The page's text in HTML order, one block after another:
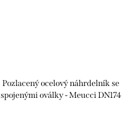
Pozlacený ocelový náhrdelník se
spojenými oválky - Meucci DN174